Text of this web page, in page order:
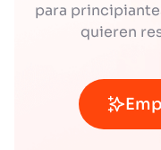
para
quieren